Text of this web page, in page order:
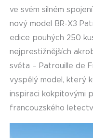
ve svém silném
nový model BR-X3
edice pouhých 250
nejprestižnějších
světa – Patrouille de
vyspělý model, který
inspiraci kokpitovými
francouzského